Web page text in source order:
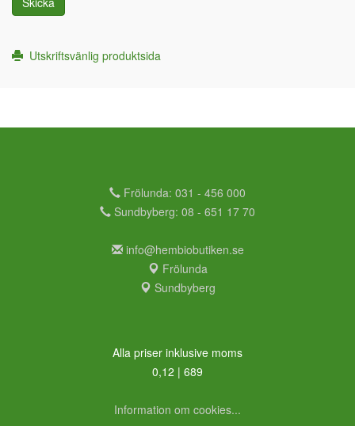
Utskriftsvänlig produktsida
Frölunda: 031 - 456 000
Sundbyberg: 08 - 651 17 70
info@hembiobutiken.se
Frölunda
Sundbyberg
Alla priser inklusive moms
0,12 | 689
Information om cookies...